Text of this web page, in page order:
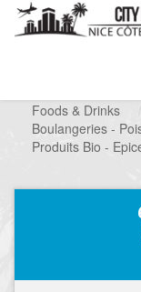
Foods & Drinks
/
Boulangeries -
Produits Bio -